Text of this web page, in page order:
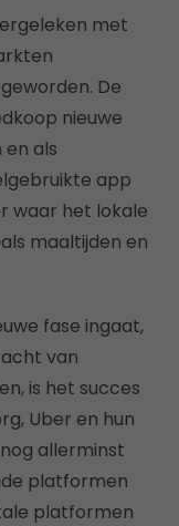
met
De
nieuwe
als
app
waar het lokale
maaltijden en
fase ingaat,
van
is het succes
Uber en hun
allerminst
platformen
platformen